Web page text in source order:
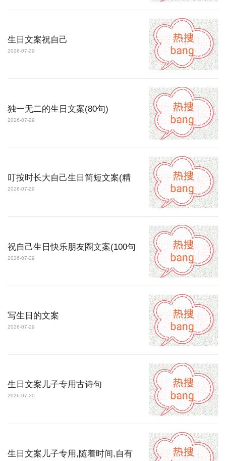
生日文案祝自己
2026-07-29
独一无二的生日文案(80句)
2026-07-29
叮按时长大自己生日简短文案(精
2026-07-29
祝自己生日快乐朋友圈文案(100句
2026-07-29
写生日的文案
2026-07-29
生日文案儿子专用古诗句
2026-07-20
生日文案儿子专用,随着时间,自有